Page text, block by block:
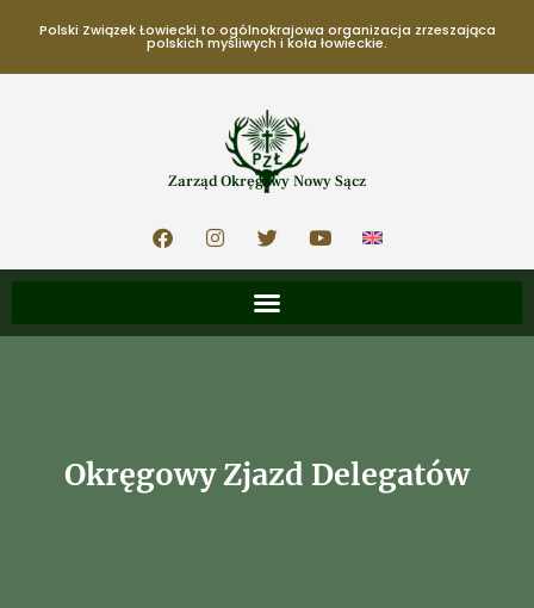
Polski Związek Łowiecki to ogólnokrajowa organizacja zrzeszająca
polskich myśliwych i koła łowieckie.
Zarząd Okręgowy Nowy Sącz
Okręgowy Zjazd Delegatów